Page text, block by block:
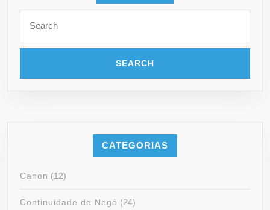
for:
CATEGORIAS
Canon (12)
Continuidade de Negó (24)